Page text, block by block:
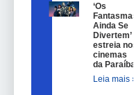
‘Os
Fantasmas
Ainda Se
Divertem’
estreia nos
cinemas
da Paraíba
Leia mais »